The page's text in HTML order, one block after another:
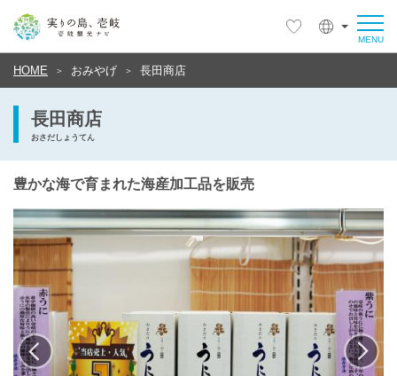
HOME おみやげ 長田商店
長田商店
おさだしょうてん
豊かな海で育まれた海産加工品を販売